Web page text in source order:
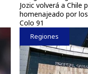
Jozic volverá a Chile
homenajeado por
Colo 91
Regiones